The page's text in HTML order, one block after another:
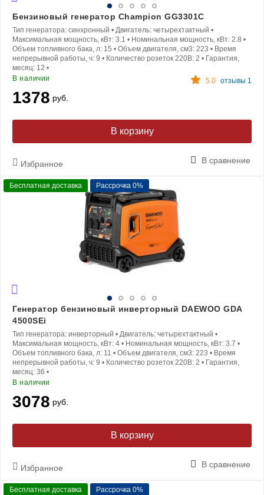
Бензиновый генератор Champion GG3301C
Тип генератора: синхронный • Двигатель: четырехтактный •
Максимальная мощность, кВт: 3.1 • Номинальная мощность, кВт: 2.8 •
Объем топливного бака, л: 15 • Объем двигателя, см3: 223 • Время
непрерывной работы, ч: 9 • Количество розеток 220В: 2 • Гарантия,
месяц: 12 •
В наличии
5.0 отзывы 1
1378 руб.
В корзину
Избранное В сравнение
Бесплатная доставка Рассрочка 0%
Генератор бензиновый инверторный DAEWOO GDA
4500SEi
Тип генератора: инверторный • Двигатель: четырехтактный •
Максимальная мощность, кВт: 4 • Номинальная мощность, кВт: 3.7 •
Объем топливного бака, л: 11 • Объем двигателя, см3: 223 • Время
непрерывной работы, ч: 9 • Количество розеток 220В: 2 • Гарантия,
месяц: 36 •
В наличии
3078 руб.
В корзину
Избранное В сравнение
Бесплатная доставка Рассрочка 0%